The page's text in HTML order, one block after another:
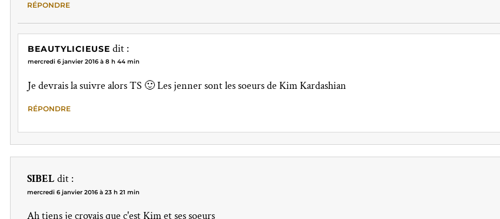
RÉPONDRE
BEAUTYLICIEUSE dit :
mercredi 6 janvier 2016 à 8 h 44 min
Je devrais la suivre alors TS 🙂 Les jenner sont les soeurs de Kim Kardashian
RÉPONDRE
SIBEL dit :
mercredi 6 janvier 2016 à 23 h 21 min
Ah tiens je croyais que c'est Kim et ses soeurs